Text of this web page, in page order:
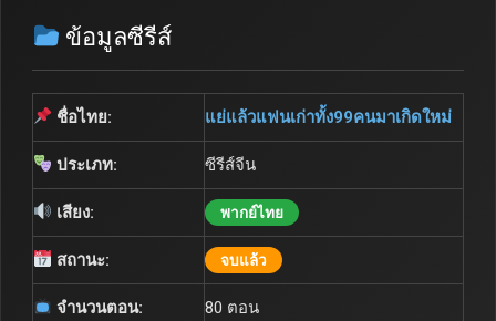
ข้อมูลซีรีส์
ชื่อไทย: แย่แล้วแฟนเก่าทั้ง99คนมาเกิดใหม่
ประเภท: ซีรีส์จีน
เสียง: พากย์ไทย
สถานะ: จบแล้ว
จำนวนตอน: 80 ตอน